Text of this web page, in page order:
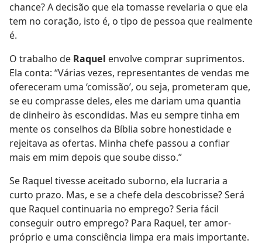
chance? A decisão que ela tomasse revelaria o que ela
tem no coração, isto é, o tipo de pessoa que realmente
é.
O trabalho de Raquel envolve comprar suprimentos.
Ela conta: “Várias vezes, representantes de vendas me
ofereceram uma ‘comissão’, ou seja, prometeram que,
se eu comprasse deles, eles me dariam uma quantia
de dinheiro às escondidas. Mas eu sempre tinha em
mente os conselhos da Bíblia sobre honestidade e
rejeitava as ofertas. Minha chefe passou a confiar
mais em mim depois que soube disso.”
Se Raquel tivesse aceitado suborno, ela lucraria a
curto prazo. Mas, e se a chefe dela descobrisse? Será
que Raquel continuaria no emprego? Seria fácil
conseguir outro emprego? Para Raquel, ter amor-
próprio e uma consciência limpa era mais importante.